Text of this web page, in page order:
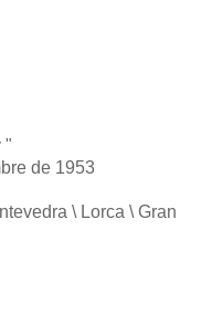
"
de 1953
\ Lorca \ Gran